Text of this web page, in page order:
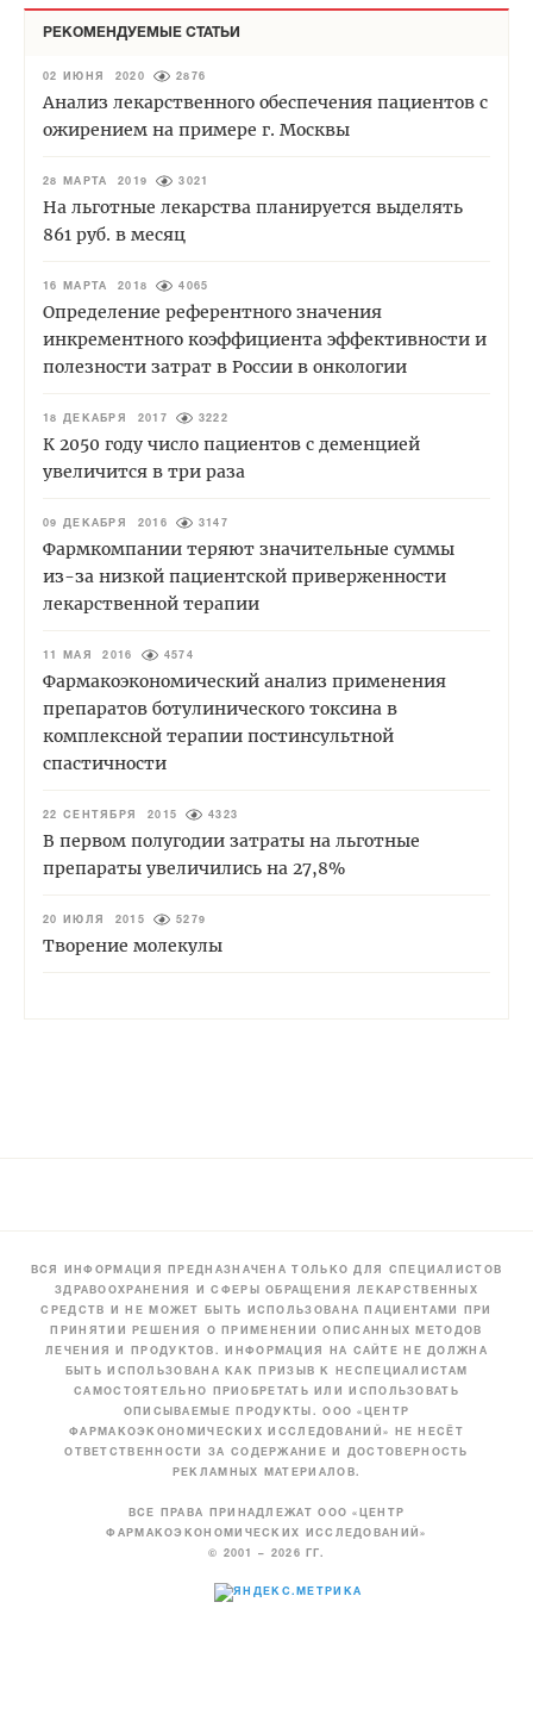
РЕКОМЕНДУЕМЫЕ СТАТЬИ
02 ИЮНЯ 2020 2876
Анализ лекарственного обеспечения пациентов с
ожирением на примере г. Москвы
28 МАРТА 2019 3021
На льготные лекарства планируется выделять
861 руб. в месяц
16 МАРТА 2018 4065
Определение референтного значения
инкрементного коэффициента эффективности и
полезности затрат в России в онкологии
18 ДЕКАБРЯ 2017 3222
К 2050 году число пациентов с деменцией
увеличится в три раза
09 ДЕКАБРЯ 2016 3147
Фармкомпании теряют значительные суммы
из-за низкой пациентской приверженности
лекарственной терапии
11 МАЯ 2016 4574
Фармакоэкономический анализ применения
препаратов ботулинического токсина в
комплексной терапии постинсультной
спастичности
22 СЕНТЯБРЯ 2015 4323
В первом полугодии затраты на льготные
препараты увеличились на 27,8%
20 ИЮЛЯ 2015 5279
Творение молекулы
ВСЯ ИНФОРМАЦИЯ ПРЕДНАЗНАЧЕНА ТОЛЬКО ДЛЯ СПЕЦИАЛИСТОВ
ЗДРАВООХРАНЕНИЯ И СФЕРЫ ОБРАЩЕНИЯ ЛЕКАРСТВЕННЫХ
СРЕДСТВ И НЕ МОЖЕТ БЫТЬ ИСПОЛЬЗОВАНА ПАЦИЕНТАМИ ПРИ
ПРИНЯТИИ РЕШЕНИЯ О ПРИМЕНЕНИИ ОПИСАННЫХ МЕТОДОВ
ЛЕЧЕНИЯ И ПРОДУКТОВ. ИНФОРМАЦИЯ НА САЙТЕ НЕ ДОЛЖНА
БЫТЬ ИСПОЛЬЗОВАНА КАК ПРИЗЫВ К НЕСПЕЦИАЛИСТАМ
САМОСТОЯТЕЛЬНО ПРИОБРЕТАТЬ ИЛИ ИСПОЛЬЗОВАТЬ
ОПИСЫВАЕМЫЕ ПРОДУКТЫ. ООО «ЦЕНТР
ФАРМАКОЭКОНОМИЧЕСКИХ ИССЛЕДОВАНИЙ» НЕ НЕСЁТ
ОТВЕТСТВЕННОСТИ ЗА СОДЕРЖАНИЕ И ДОСТОВЕРНОСТЬ
РЕКЛАМНЫХ МАТЕРИАЛОВ.
ВСЕ ПРАВА ПРИНАДЛЕЖАТ ООО «ЦЕНТР
ФАРМАКОЭКОНОМИЧЕСКИХ ИССЛЕДОВАНИЙ»
© 2001 – 2026 ГГ.